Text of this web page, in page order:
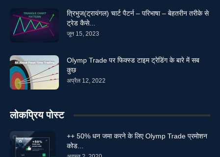
त्रिभुज(ट्रायंगल) चार्ट पैटर्न – परिभाषा – बेहतरीन तरीके से
ट्रेड कैसे...
जून 15, 2023
Olymp Trade पर फिक्स्ड टाइम ट्रेडिंग के बारे में सब
कुछ
अप्रैल 12, 2022
लोकप्रिय पोस्ट
++ 50% धन जमा करने के लिए Olymp Trade प्रमोशन
कोड...